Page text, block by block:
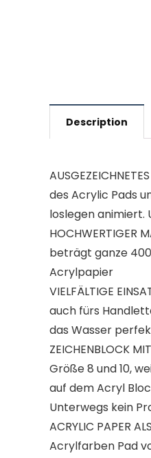
Description
des Acrylic Pads
loslegen animiert.
beträgt ganze
Acrylpapier
VIELFÄLTIGE
auch fürs
das Wasser
ZEICHENBLOCK
Größe 8 und 10,
auf dem Acryl
Unterwegs kein
ACRYLIC PAPER
Acrylfarben Pad